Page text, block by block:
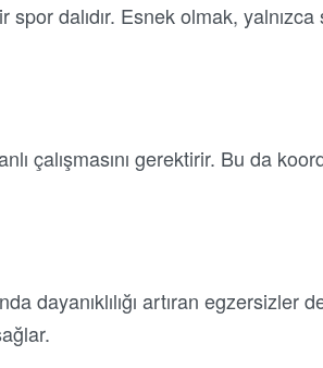
dalıdır. Esnek olmak,
çalışmasını gerektirir. Bu da
dayanıklılığı artıran egzersizler